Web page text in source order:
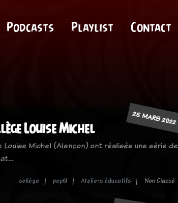
Podcasts Playlist Contact
25 MARS 2022
Louise Michel
Michel (Alençon) ont réalisés une série de
at…
collège pep61 Ateliers éducatifs Non Classé